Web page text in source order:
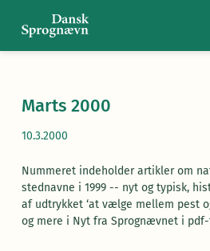
Marts 2000
10.3.2000
Nummeret indeholder artikler om
stednavne i 1999 -- nyt og typisk,
af udtrykket ‘at vælge mellem pest
og mere i Nyt fra Sprognævnet i